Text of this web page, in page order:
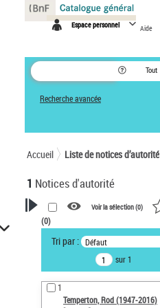
Espace personnel Aide
Tout
Recherche avancée
Accueil Liste de notices d’autorité
1 Notices d'autorité
VOTRE RECHERCHE
Recherche avancée dans les
notices d’autorité
Œuvres liées à l'auteur :
Temperton, Rod (1947-2016)
Voir la sélection (0)
(0)
Tri par : Défaut
sur 1
1
Temperton, Rod (1947-2016)
Panneau de gestion des cookies